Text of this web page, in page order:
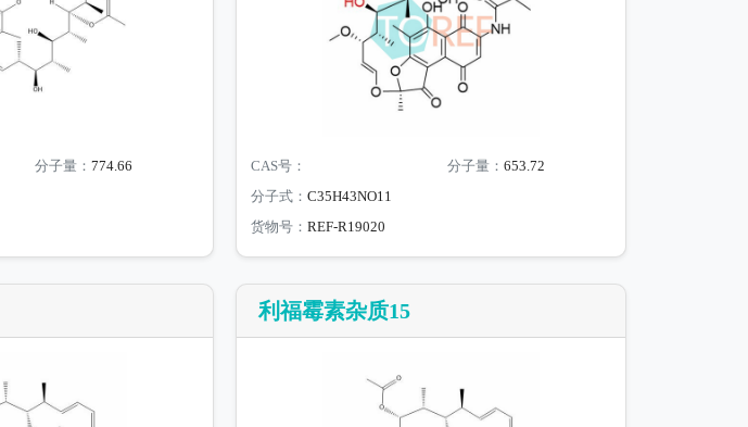
分子量： 774.66
CAS号： 分子量： 653.72
分子式： C35H43NO11
货物号： REF-R19020
利福霉素杂质15